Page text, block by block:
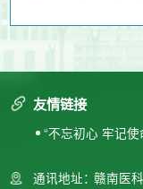
友情链接
“不忘初心 牢记使
通讯地址：赣南医